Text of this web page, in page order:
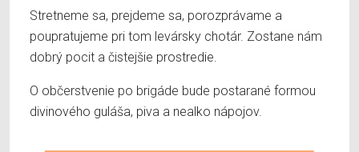
Stretneme sa, prejdeme sa, porozprávame a
poupratujeme pri tom levársky chotár. Zostane nám
dobrý pocit a čistejšie prostredie.
O občerstvenie po brigáde bude postarané formou
divinového guláša, piva a nealko nápojov.